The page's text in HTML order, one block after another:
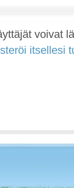
voivat
itsellesi